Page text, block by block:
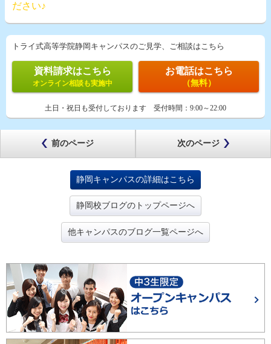
ださい♪
トライ式高等学院静岡キャンパスのご見学、ご相談はこちら
資料請求はこちら
オンライン相談も実施中
お電話はこちら
（無料）
土日・祝日も受付しております 受付時間： 9:00～22:00
前のページ 次のページ
静岡キャンパスの詳細はこちら
静岡校ブログのトップページへ
他キャンパスのブログ一覧ページへ